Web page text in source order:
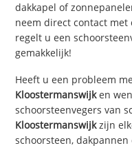
dakkapel of
neem direct contact met
regelt u een
gemakkelijk!
Heeft u een probleem
Kloostermanswijken
schoorsteenvegers van
Kloostermanswijkzijn
schoorsteen,